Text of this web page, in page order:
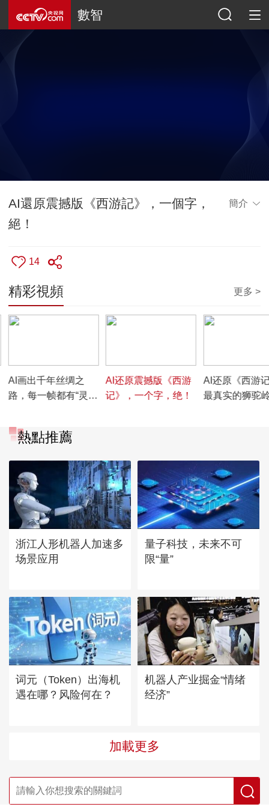
數智
AI還原震撼版《西游記》，一個字，
絕！
簡介
14
精彩視頻 更多 >
AI画出千年丝绸之
路，每一帧都有“灵
AI还原震撼版《西游
记》，一个字，绝！
AI还原《西游
最真实的狮驼
熱點推薦
浙江人形机器人加速多
场景应用
量子科技，未来不可
限“量”
词元（Token）出海机
遇在哪？风险何在？
机器人产业掘金“情绪
经济”
加載更多